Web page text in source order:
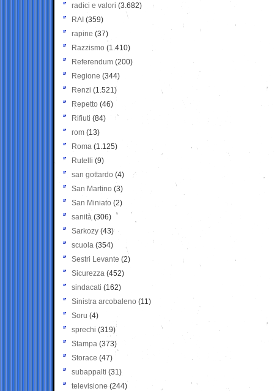
radici e valori (3.682)
RAI (359)
rapine (37)
Razzismo (1.410)
Referendum (200)
Regione (344)
Renzi (1.521)
Repetto (46)
Rifiuti (84)
rom (13)
Roma (1.125)
Rutelli (9)
san gottardo (4)
San Martino (3)
San Miniato (2)
sanità (306)
Sarkozy (43)
scuola (354)
Sestri Levante (2)
Sicurezza (452)
sindacati (162)
Sinistra arcobaleno (11)
Soru (4)
sprechi (319)
Stampa (373)
Storace (47)
subappalti (31)
televisione(244)